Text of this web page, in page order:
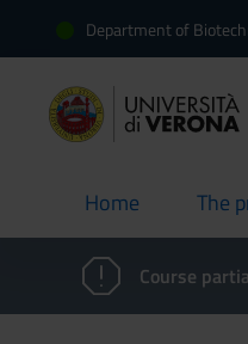
Department of
Home
current The
Course